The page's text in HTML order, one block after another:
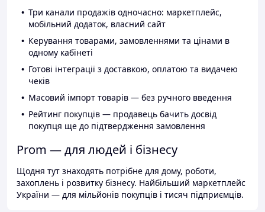
Три канали продажів одночасно: маркетплейс,
мобільний додаток, власний сайт
Керування товарами, замовленнями та цінами в
одному кабінеті
Готові інтеграції з доставкою, оплатою та видачею
чеків
Масовий імпорт товарів — без ручного введення
Рейтинг покупців — продавець бачить досвід
покупця ще до підтвердження замовлення
Prom — для людей і бізнесу
Щодня тут знаходять потрібне для дому, роботи,
захоплень і розвитку бізнесу. Найбільший маркетплейс
України — для мільйонів покупців і тисяч підприємців.